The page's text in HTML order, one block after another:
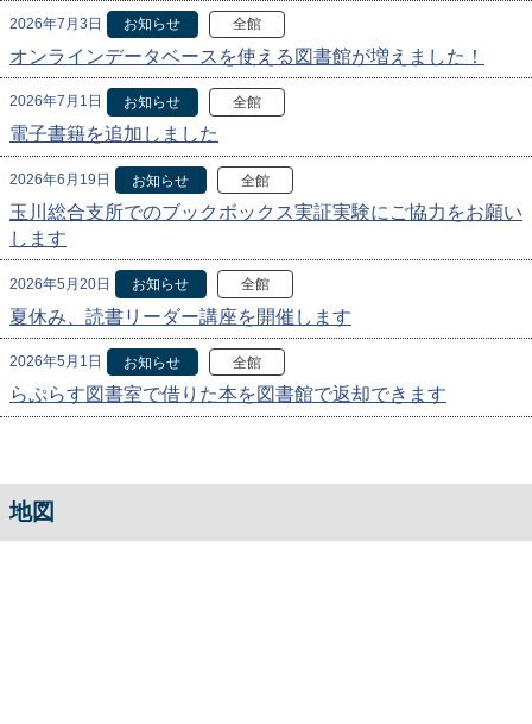
2026年7月3日 お知らせ 全館
オンラインデータベースを使える図書館が増えました！
2026年7月1日 お知らせ 全館
電子書籍を追加しました
2026年6月19日 お知らせ 全館
玉川総合支所でのブックボックス実証実験にご協力をお願い
します
2026年5月20日 お知らせ 全館
夏休み、読書リーダー講座を開催します
2026年5月1日 お知らせ 全館
らぷらす図書室で借りた本を図書館で返却できます
地図